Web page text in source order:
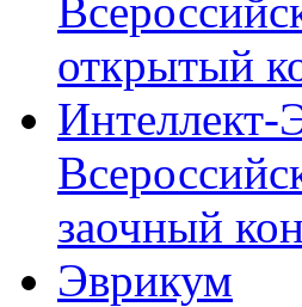
открытый
Интеллект-
заочный
Эврикум